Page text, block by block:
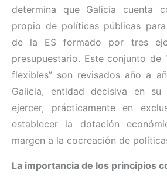
determina que Galicia cuenta
propio de políticas públicas
de la ES formado por tres
presupuestario. Este conjunto de
flexibles” son revisados año a
Galicia, entidad decisiva en su
ejercer, prácticamente en
establecer la dotación
margen a la cocreación de
La importancia de los principios